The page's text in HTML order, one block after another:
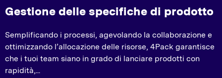
Gestione delle specifiche di prodotto
Semplificando i processi, agevolando la collaborazione e
ottimizzando l’allocazione delle risorse, 4Pack garantisce
che i tuoi team siano in grado di lanciare prodotti con
rapidità,...